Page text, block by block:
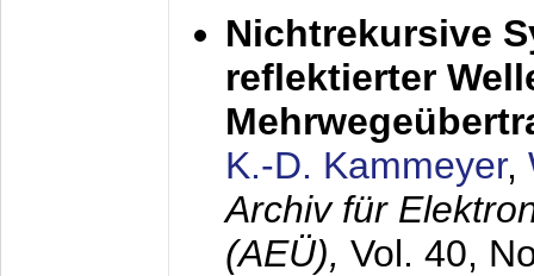
Nichtrekursive
reflektierter
K.-D. Kammeyer,
Archiv für
(AEÜ), Vol. 40,